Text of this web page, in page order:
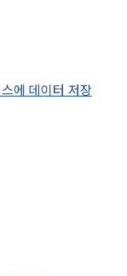
에 데이터 저장